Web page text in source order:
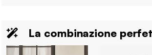
La combinazione